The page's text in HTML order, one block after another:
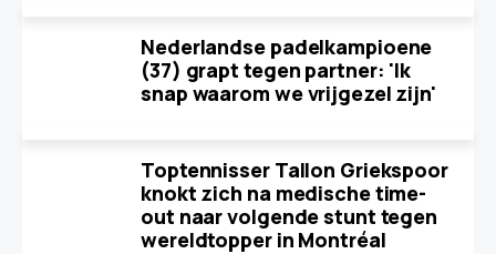
Nederlandse padelkampioene
(37) grapt tegen partner: 'Ik
snap waarom we vrijgezel zijn'
Toptennisser Tallon Griekspoor
knokt zich na medische time-
out naar volgende stunt tegen
wereldtopper in Montréal